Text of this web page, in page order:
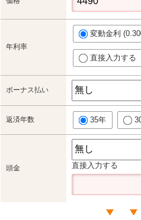
年利率
変動金利
直接入力する
ボーナス払い
返済年数 35年
頭金 直接入力する